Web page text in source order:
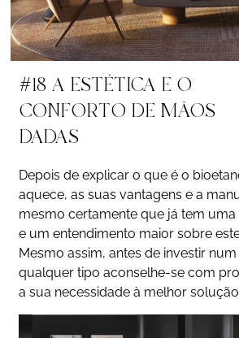
#18 A ESTÉTICA E O
CONFORTO DE MÃOS
DADAS
Depois de explicar o que é o
aquece, as suas vantagens e a
mesmo certamente que já tem
e um entendimento maior sobre
Mesmo assim, antes de investir
qualquer tipo aconselhe-se com
a sua necessidade à melhor